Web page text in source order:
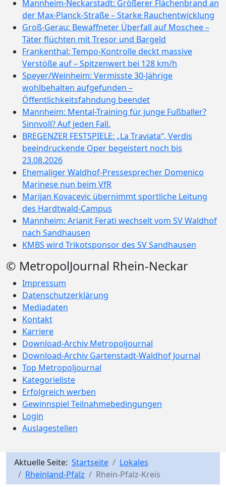
Mannheim-Neckarstadt: Größerer Flächenbrand an
der Max-Planck-Straße – Starke Rauchentwicklung
Groß-Gerau: Bewaffneter Überfall auf Moschee –
Täter flüchten mit Tresor und Bargeld
Frankenthal: Tempo-Kontrolle deckt massive
Verstöße auf – Spitzenwert bei 128 km/h
Speyer/Weinheim: Vermisste 30-Jährige
wohlbehalten aufgefunden –
Öffentlichkeitsfahndung beendet
Mannheim: Mental-Training für junge Fußballer?
Sinnvoll? Auf jeden Fall.
BREGENZER FESTSPIELE: „La Traviata“, Verdis
beeindruckende Oper begeistert noch bis
23.08.2026
Ehemaliger Waldhof-Pressesprecher Domenico
Marinese nun beim VfR
Marijan Kovacevic übernimmt sportliche Leitung
des Hardtwald-Campus
Mannheim: Arianit Ferati wechselt vom SV Waldhof
nach Sandhausen
KMBS wird Trikotsponsor des SV Sandhausen
© MetropolJournal Rhein-Neckar
Impressum
Datenschutzerklärung
Mediadaten
Kontakt
Karriere
Download-Archiv Metropoljournal
Download-Archiv Gartenstadt-Waldhof Journal
Top Metropoljournal
Kategorieliste
Erfolgreich werben
Gewinnspiel Teilnahmebedingungen
Login
Auslagestellen
Aktuelle Seite: Startseite
Lokales
Rheinland-Pfalz
Rhein-Pfalz-Kreis